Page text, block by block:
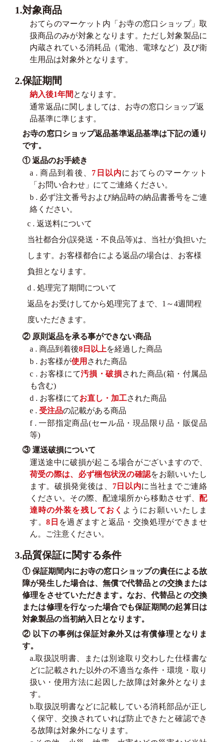
1.対象商品
おてらのマーケット内「お寺の窓口ショップ」取
扱商品のみが対象となります。ただし対象製品に
内蔵されている消耗品（電池、電球など）及び衛
生用品は対象外となります。
2.保証期間
納入後1年間 となります。
通常返品に関しましては、お寺の窓口ショップ返
品基準に準じます。
お寺の窓口ショップ返品基準返品基準は下記の通り
です。
① 返品のお手続き
a . 商品到着後、 7日以内におてらのマーケット
「お問い合わせ」にてご連絡ください。
b . 必ず注文番号および納品時の納品書番号をご連
絡ください。
c . 返送料について
当社都合分(誤発送・不良品等)は、当社が負担いた
します。お客様都合による返品の場合は、お客様
負担となります。
d . 処理完了期間について
返品をお受けしてから処理完了まで、1～4週間程
度いただきます。
② 原則返品を承る事ができない商品
a . 商品到着後8日以上を経過した商品
b . お客様が使用 された商品
c . お客様にて汚損・破損 された商品(箱・付属品
も含む)
d . お客様にてお直し・加工された商品
e . 受注品の記載がある商品
f . 一部指定商品(セール品・現品限り品・販促品
等)
③ 運送破損について
運送途中に破損が起こる場合がございますので、
荷受の際は、必ず梱包状況の確認をお願いいたし
ます。破損発覚後は、 7日以内に当社までご連絡
ください。その際、配達場所から移動させず、 配
達時の外装を残しておく ようにお願いいたしま
す。8日 を過ぎますと返品・交換処理ができませ
ん。ご注意ください。
3.品質保証に関する条件
① 保証期間内にお寺の窓口ショップの責任による故
障が発生した場合は、無償で代替品との交換または
修理をさせていただきます。なお、代替品との交換
または修理を行なった場合でも保証期間の起算日は
対象製品の当初納入日となります。
② 以下の事例は保証対象外又は有償修理となりま
す。
a.取扱説明書、または別途取り交わした仕様書な
どに記載された以外の不適当な条件・環境・取り
扱い・使用方法に起因した故障は対象外となりま
す。
b.取扱説明書などに記載している消耗部品が正し
く保守、交換されていれば防止できたと確認でき
る故障は対象外になります。